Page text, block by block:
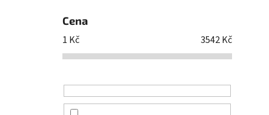
Cena
1 Kč 3542Kč